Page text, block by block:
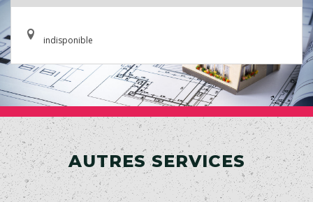
indisponible
AUTRES SERVICES